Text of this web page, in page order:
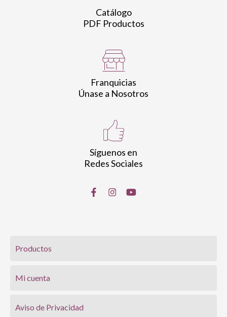
Catálogo
PDF Productos
Franquicias
Únase a Nosotros
Síguenos en
Redes Sociales
Productos
Mi cuenta
Aviso de Privacidad